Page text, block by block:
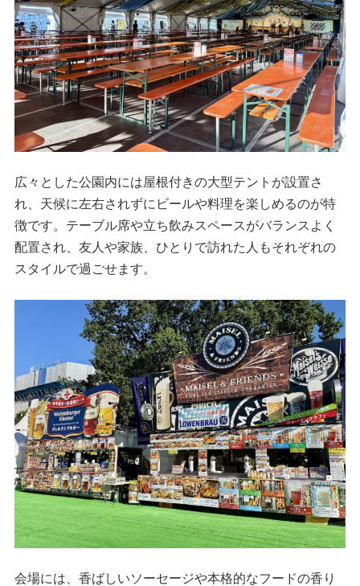
広々とした公園内には屋根付きの大型テントが設置さ
れ、天候に左右されずにビールや料理を楽しめるのが特
徴です。テーブル席や立ち飲みスペースがバランスよく
配置され、友人や家族、ひとりで訪れた人もそれぞれの
スタイルで過ごせます。
会場には、香ばしいソーセージや本格的なフードの香り